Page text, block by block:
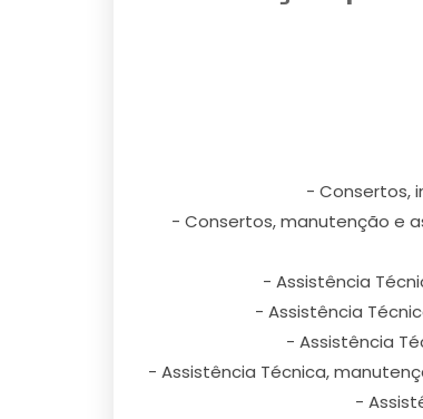
- Consertos,
- Consertos, manutenção e
- Assistência
- Assistência
- Assistência
- Assistência Técnica,
-